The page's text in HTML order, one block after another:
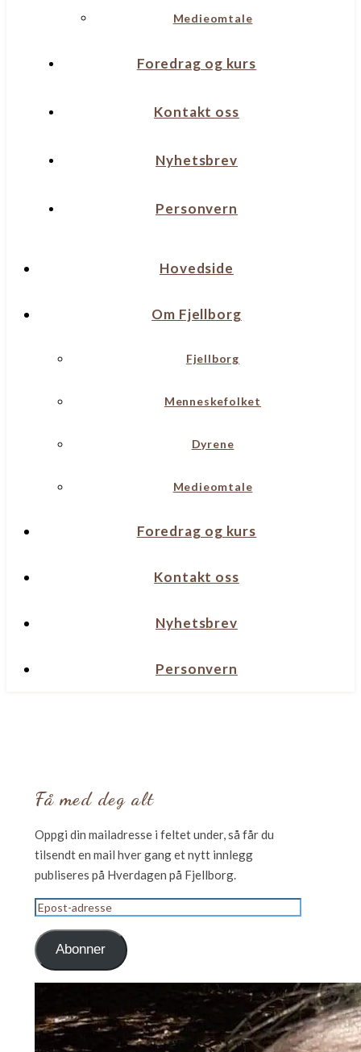
Medieomtale
Foredrag og kurs
Kontakt oss
Nyhetsbrev
Personvern
Hovedside
Om Fjellborg
Fjellborg
Menneskefolket
Dyrene
Medieomtale
Foredrag og kurs
Kontakt oss
Nyhetsbrev
Personvern
Få med deg alt
Oppgi din mailadresse i feltet under, så får du
tilsendt en mail hver gang et nytt innlegg
publiseres på Hverdagen på Fjellborg.
Epost-
adresse
Abonner